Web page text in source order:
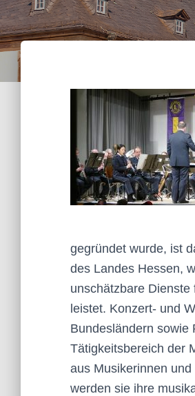
gegründet wurde, ist
des Landes Hessen,
unschätzbare
leistet. Konzert- und
Bundesländern sowie
Tätigkeitsbereich der
aus Musikerinnen
werden sie ihre